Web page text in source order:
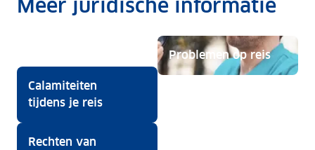
betalen.
Meer juridische informatie
Calamiteiten
tijdens je reis
Rechten van
Problemen op reis